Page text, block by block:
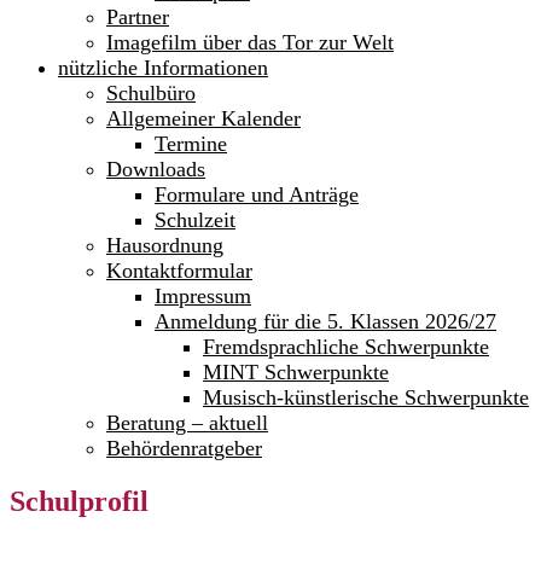
Partner
Imagefilm über das Tor zur Welt
nützliche Informationen
Schulbüro
Allgemeiner Kalender
Termine
Downloads
Formulare und Anträge
Schulzeit
Hausordnung
Kontaktformular
Impressum
Anmeldung für die 5. Klassen 2026/27
Fremdsprachliche Schwerpunkte
MINT Schwerpunkte
Musisch-künstlerische Schwerpunkte
Beratung – aktuell
Behördenratgeber
Schulprofil